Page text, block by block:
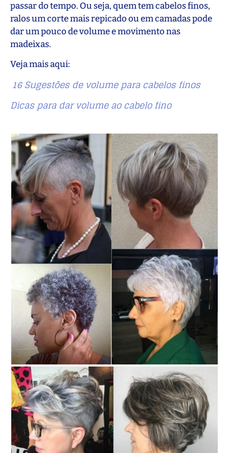
passar do tempo. Ou seja, quem tem cabelos finos,
ralos um corte mais repicado ou em camadas pode
dar um pouco de volume e movimento nas
madeixas.
Veja mais aqui:
16 Sugestões de volume para cabelos finos
Dicas para dar volume ao cabelo fino